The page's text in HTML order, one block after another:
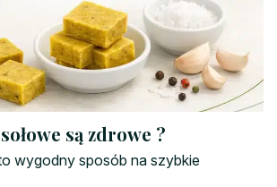
są zdrowe ?
wygodny sposób na szybkie